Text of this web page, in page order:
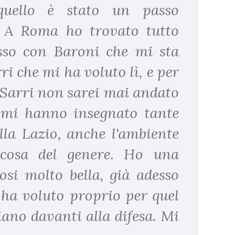
è stato un passo
Roma ho trovato tutto
con Baroni che mi sta
che mi ha voluto lì, e per
non sarei mai andato
hanno insegnato tante
Lazio, anche l'ambiente
del genere. Ho una
molto bella, già adesso
voluto proprio per quel
davanti alla difesa. Mi